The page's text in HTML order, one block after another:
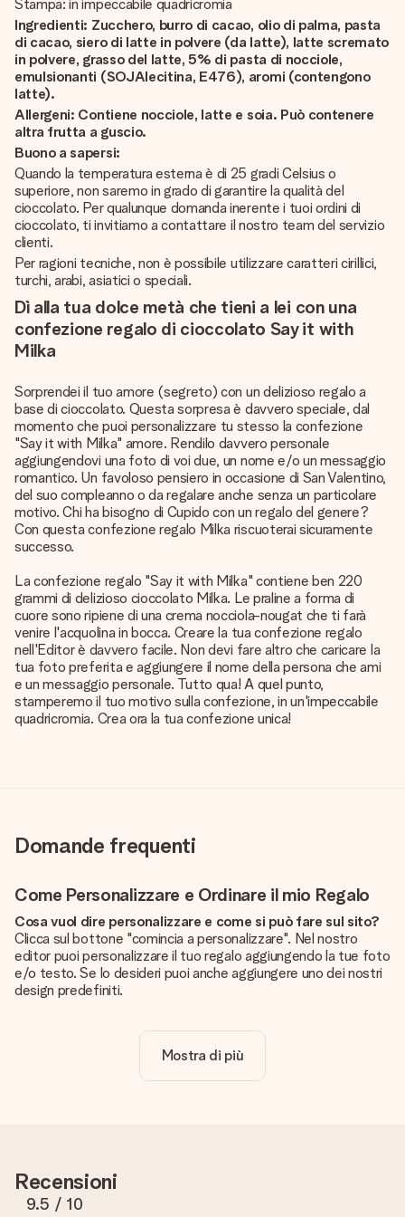
Stampa: in impeccabile quadricromia
Ingredienti: Zucchero, burro di cacao, olio di palma, pasta
di cacao, siero di latte in polvere (da latte), latte scremato
in polvere, grasso del latte, 5% di pasta di nocciole,
emulsionanti (SOJAlecitina, E476), aromi (contengono
latte).
Allergeni: Contiene nocciole, latte e soia. Può contenere
altra frutta a guscio.
Buono a sapersi:
Quando la temperatura esterna è di 25 gradi Celsius o
superiore, non saremo in grado di garantire la qualità del
cioccolato. Per qualunque domanda inerente i tuoi ordini di
cioccolato, ti invitiamo a contattare il nostro team del servizio
clienti.
Per ragioni tecniche, non è possibile utilizzare caratteri cirillici,
turchi, arabi, asiatici o speciali.
Dì alla tua dolce metà che tieni a lei con una
confezione regalo di cioccolato Say it with
Milka
Sorprendei il tuo amore (segreto) con un delizioso regalo a
base di cioccolato. Questa sorpresa è davvero speciale, dal
momento che puoi personalizzare tu stesso la confezione
"Say it with Milka" amore. Rendilo davvero personale
aggiungendovi una foto di voi due, un nome e/o un messaggio
romantico. Un favoloso pensiero in occasione di San Valentino,
del suo compleanno o da regalare anche senza un particolare
motivo. Chi ha bisogno di Cupido con un regalo del genere?
Con questa confezione regalo Milka riscuoterai sicuramente
successo.
La confezione regalo "Say it with Milka" contiene ben 220
grammi di delizioso cioccolato Milka. Le praline a forma di
cuore sono ripiene di una crema nocciola-nougat che ti farà
venire l'acquolina in bocca. Creare la tua confezione regalo
nell'Editor è davvero facile. Non devi fare altro che caricare la
tua foto preferita e aggiungere il nome della persona che ami
e un messaggio personale. Tutto qua! A quel punto,
stamperemo il tuo motivo sulla confezione, in un'impeccabile
quadricromia. Crea ora la tua confezione unica!
Domande frequenti
Come Personalizzare e Ordinare il mio Regalo
Cosa vuol dire personalizzare e come si può fare sul sito?
Clicca sul bottone "comincia a personalizzare". Nel nostro
editor puoi personalizzare il tuo regalo aggiungendo la tue foto
e/o testo. Se lo desideri puoi anche aggiungere uno dei nostri
design predefiniti.
Certo! Il prezzo mostrato include sempre la personalizzazione
nostro servizio clienti e includi la foto insieme al regalo che
vuoi ordinare. Potranno verificare la qualità per te!
Mostra di più
Recensioni
9.5 / 10